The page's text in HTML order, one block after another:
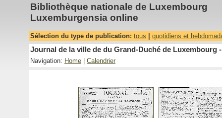
Bibliothèque nationale de Luxembourg
Luxemburgensia online
Sélection du type de publication: tous quotidiens et
Journal de la ville de du Grand-Duché de Luxembourg -
Navigation: Home Calendrier